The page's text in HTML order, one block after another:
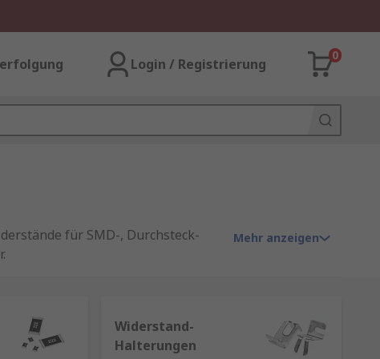
Login / Registrierung
0
für SMD-, Durchsteck-
innerhalb eines Schaltkreises
verwendeten Widerstände
Mehr anzeigen
Widerstand-
Halterungen